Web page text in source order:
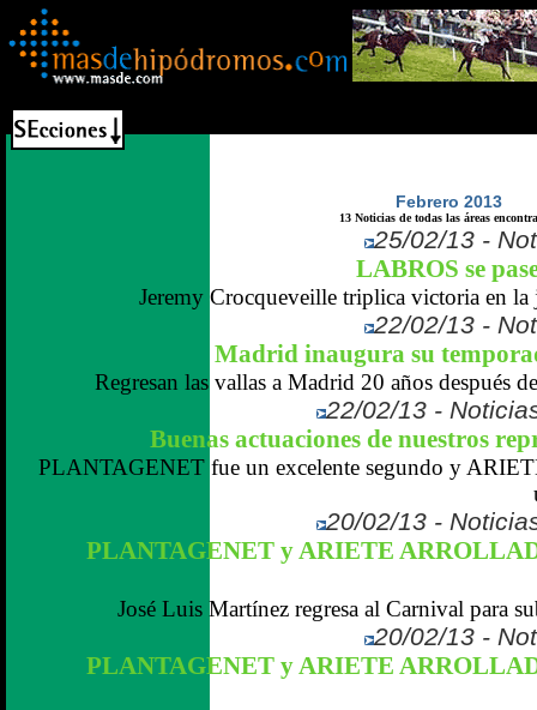
Febrero 2013
13 Noticias de todas las áreas
25/02/13 -
LABROS se
Jeremy Crocqueveille triplica victoria en
22/02/13 -
Madrid inaugura su
Regresan las vallas a Madrid 20 años después
22/02/13 -
Buenas actuaciones de nuestros
PLANTAGENET fue un excelente segundo y
20/02/13 -
PLANTAGENET y ARIETE
José Luis Martínez regresa al Carnival para
20/02/13 -
PLANTAGENET y ARIETE